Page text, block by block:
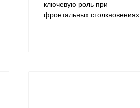
ключевую роль при
фронтальных столкновениях.